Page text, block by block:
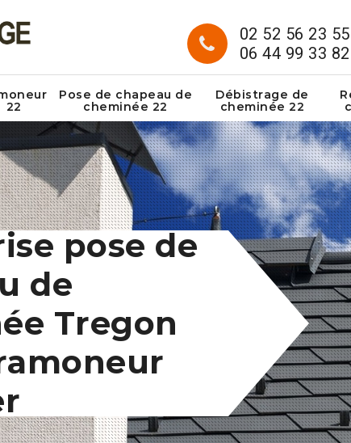
02 52 56 23 55
06 44 99 33 82
22
Pose de chapeau de
cheminée 22
Débistrage de
cheminée 22
pose de
de
Tregon